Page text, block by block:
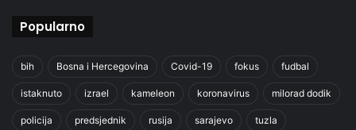
Popularno
bih Bosna i Hercegovina Covid-19 fokus fudbal
istaknuto izrael kameleon koronavirus milorad dodik
policija predsjednik rusija sarajevo tuzla